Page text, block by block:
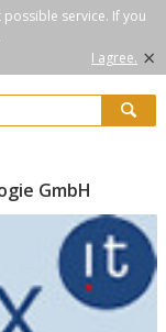
service. If you
I agree. ×
GmbH